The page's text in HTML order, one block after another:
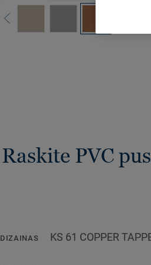
Raskite PVC
DIZAINAS KS 61 COPPER